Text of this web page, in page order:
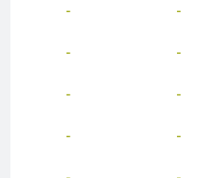
-
-
-
-
-
-
-
-